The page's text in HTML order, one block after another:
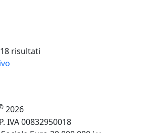
risultati
2026
P. IVA 00832950018